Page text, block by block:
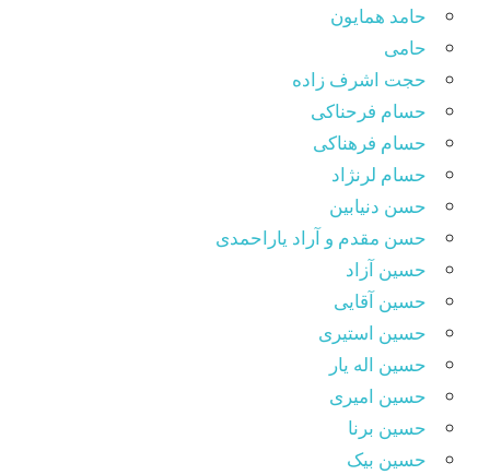
حامد همایون
حامی
حجت اشرف زاده
حسام فرحناکی
حسام فرهناکی
حسام لرنژاد
حسن دنیابین
حسن مقدم و آراد یاراحمدی
حسین آزاد
حسین آقایی
حسین استیری
حسین اله یار
حسین امیری
حسین برنا
حسین بیک